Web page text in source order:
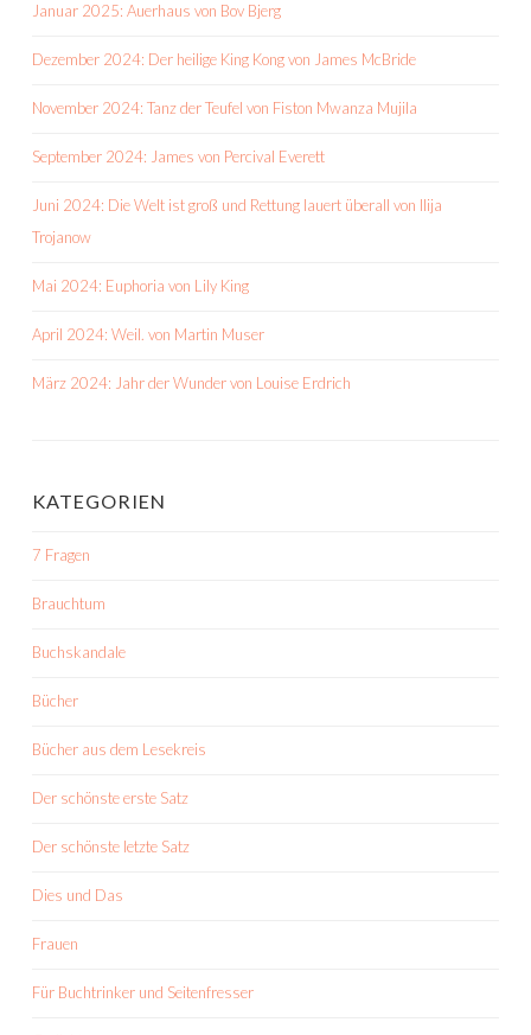
Januar 2025: Auerhaus von Bov Bjerg
Dezember 2024: Der heilige King Kong von James McBride
November 2024: Tanz der Teufel von Fiston Mwanza Mujila
September 2024: James von Percival Everett
Juni 2024: Die Welt ist groß und Rettung lauert überall von Ilija
Trojanow
Mai 2024: Euphoria von Lily King
April 2024: Weil. von Martin Muser
März 2024: Jahr der Wunder von Louise Erdrich
KATEGORIEN
7 Fragen
Brauchtum
Buchskandale
Bücher
Bücher aus dem Lesekreis
Der schönste erste Satz
Der schönste letzte Satz
Dies und Das
Frauen
Für Buchtrinker und Seitenfresser